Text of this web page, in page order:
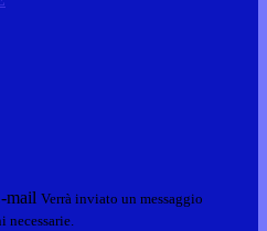
mail Verrà inviato un messaggio